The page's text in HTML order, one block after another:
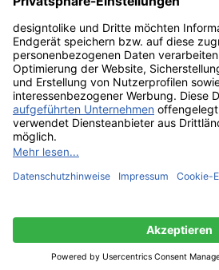
Information und Impressum
Zahlung & Versand
Impressum
und ggf. Nachnahmegebühren, wenn